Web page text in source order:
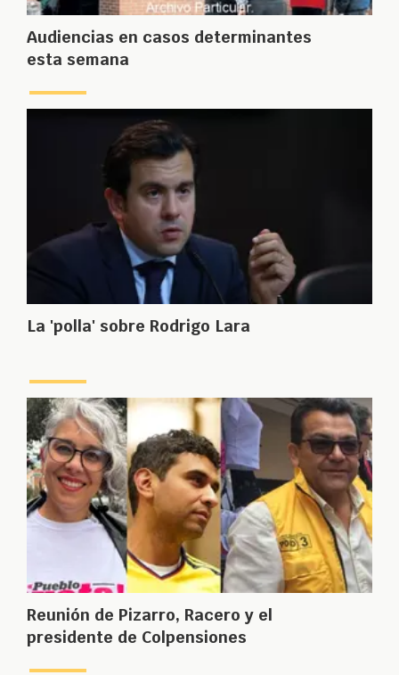
Audiencias en casos determinantes
esta semana
La 'polla' sobre Rodrigo Lara
Reunión de Pizarro, Racero y el
presidente de Colpensiones